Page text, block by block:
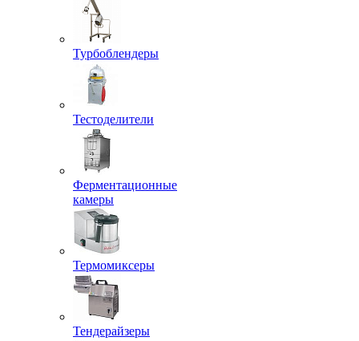
Турбоблендеры
Тестоделители
Ферментационные
камеры
Термомиксеры
Тендерайзеры